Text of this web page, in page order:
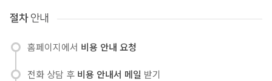
절차안내
홈페이지에서 비용 안내 요청
전화 상담 후 비용 안내서 메일 받기